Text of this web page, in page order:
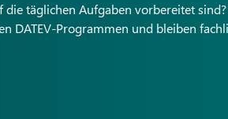
täglichen Aufgaben vorbereitet
DATEV-Programmen und bleiben